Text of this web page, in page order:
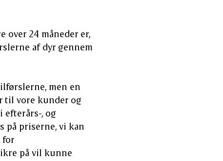
24 måneder er,
af dyr gennem
men en
til vore kunder og
efterårs-, og
på priserne, vi kan
for
på vil kunne